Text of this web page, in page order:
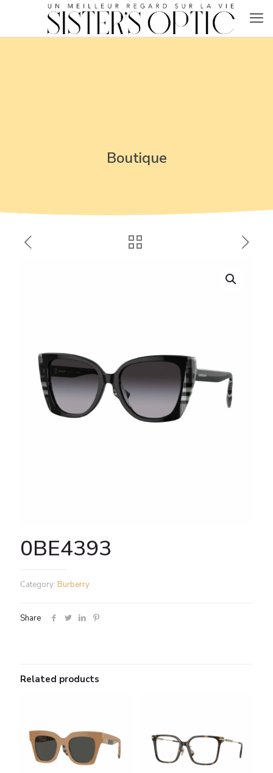
Boutique
0BE4393
Category: Burberry
Share
Related products